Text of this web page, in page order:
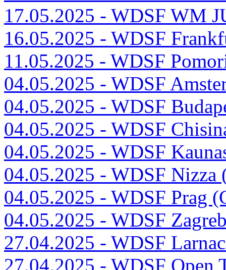
17.05.2025 - WDSF WM
16.05.2025 - WDSF
11.05.2025 - WDSF
04.05.2025 - WDSF
04.05.2025 - WDSF
04.05.2025 - WDSF
04.05.2025 - WDSF
04.05.2025 - WDSF Nizza
04.05.2025 - WDSF Prag
04.05.2025 - WDSF
27.04.2025 - WDSF
27.04.2025 - WDSF Open